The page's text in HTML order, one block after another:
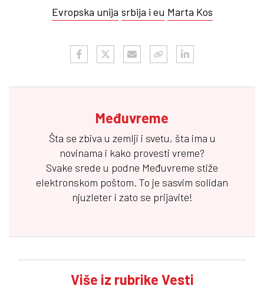
Evropska unija srbija i eu Marta Kos
Međuvreme
Šta se zbiva u zemlji i svetu, šta ima u
novinama i kako provesti vreme?
Svake srede u podne Međuvreme stiže
elektronskom poštom. To je sasvim solidan
njuzleter i zato se prijavite!
Više iz rubrike Vesti